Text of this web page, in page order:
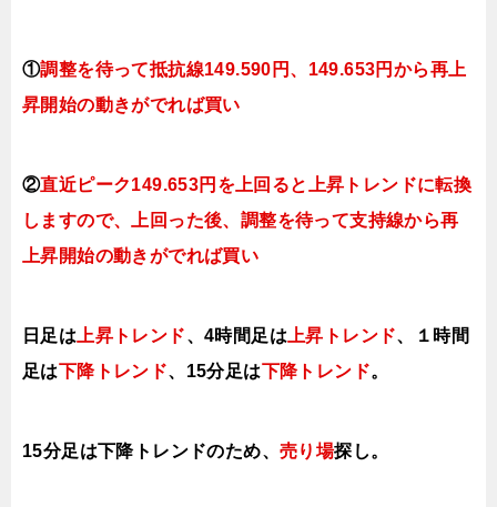
①調整を待って抵抗線149.590 円、149.653円 から再上
昇開始の動きがでれば買い
②直近ピーク149.653円を上回ると上昇トレンドに転換
しますので、上回った後、調整を待って支持線から再
上昇開始の動きがでれば買い
日足は 上昇トレンド、4時間足は 上昇トレンド、１時間
足は下降トレンド、15分足は下降トレンド。
15分足は下降トレンドのため、 売り場探し。